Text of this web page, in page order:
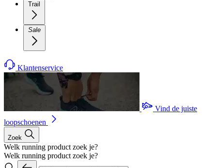
Trail
Sale
Klantenservice
Vind de juiste
loopschoenen
Zoek
Welk running product zoek je?
Welk running product zoek je?